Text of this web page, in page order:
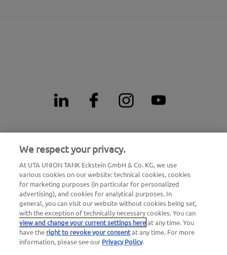
+49 7333 8033985 (безкоштовно)
Цілодобовий номер для термінового блокування
картки
00800 88 226 226 (безкоштовно)
або
+49 6027 509-666
We respect your privacy.
At UTA UNION TANK Eckstein GmbH & Co. KG, we use
various cookies on our website: technical cookies, cookies
for marketing purposes (in particular for personalized
advertising), and cookies for analytical purposes. In
general, you can visit our website without cookies being set,
with the exception of technically necessary cookies. You can
view and change your current settings hereat any time. You
have the right to revoke your consentat any time. For more
information, please see our Privacy Policy.